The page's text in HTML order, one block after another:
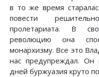
в то же время
повести
пролетариата. В
революцию она
монархизму. Все это
нас предупреждал. Он
дней буржуазия круто